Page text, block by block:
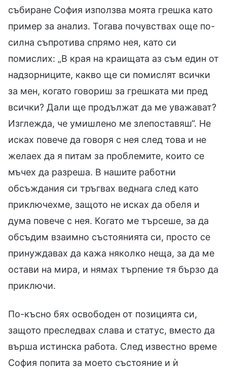
събиране София използва моята грешка като
пример за анализ. Тогава почувствах още по-
силна съпротива спрямо нея, като си
помислих: „В края на краищата аз съм един от
надзорниците, какво ще си помислят всички
за мен, когато говориш за грешката ми пред
всички? Дали ще продължат да ме уважават?
Изглежда, че умишлено ме злепоставяш“. Не
исках повече да говоря с нея след това и не
желаех да я питам за проблемите, които се
мъчех да разреша. В нашите работни
обсъждания си тръгвах веднага след като
приключехме, защото не исках да обеля и
дума повече с нея. Когато ме търсеше, за да
обсъдим взаимно състоянията си, просто се
принуждавах да кажа няколко неща, за да ме
остави на мира, и нямах търпение тя бързо да
приключи.
По-късно бях освободен от позицията си,
защото преследвах слава и статус, вместо да
върша истинска работа. След известно време
София попита за моето състояние и ѝ